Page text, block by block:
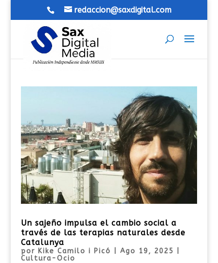
redaccion@saxdigital.com
Un sajeño impulsa el cambio social a
través de las terapias naturales desde
Catalunya
por Kike Camilo i Picó Ago 19, 2025
Cultura-Ocio